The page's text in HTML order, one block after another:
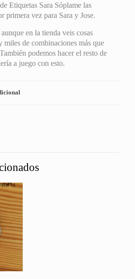
Etiquetas Sara Sóplame las
primera vez para Sara y Jose.
en la tienda veis cosas
miles de combinaciones más que
podemos hacer el resto de
a juego con esto.